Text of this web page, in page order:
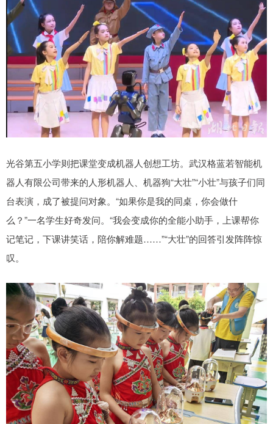
光谷第五小学则把课堂变成机器人创想工坊。武汉格蓝若智能机
器人有限公司带来的人形机器人、机器狗“大壮”“小壮”与孩子们同
台表演，成了被提问对象。“如果你是我的同桌，你会做什
么？”一名学生好奇发问。“我会变成你的全能小助手，上课帮你
记笔记，下课讲笑话，陪你解难题……”“大壮”的回答引发阵阵惊
叹。